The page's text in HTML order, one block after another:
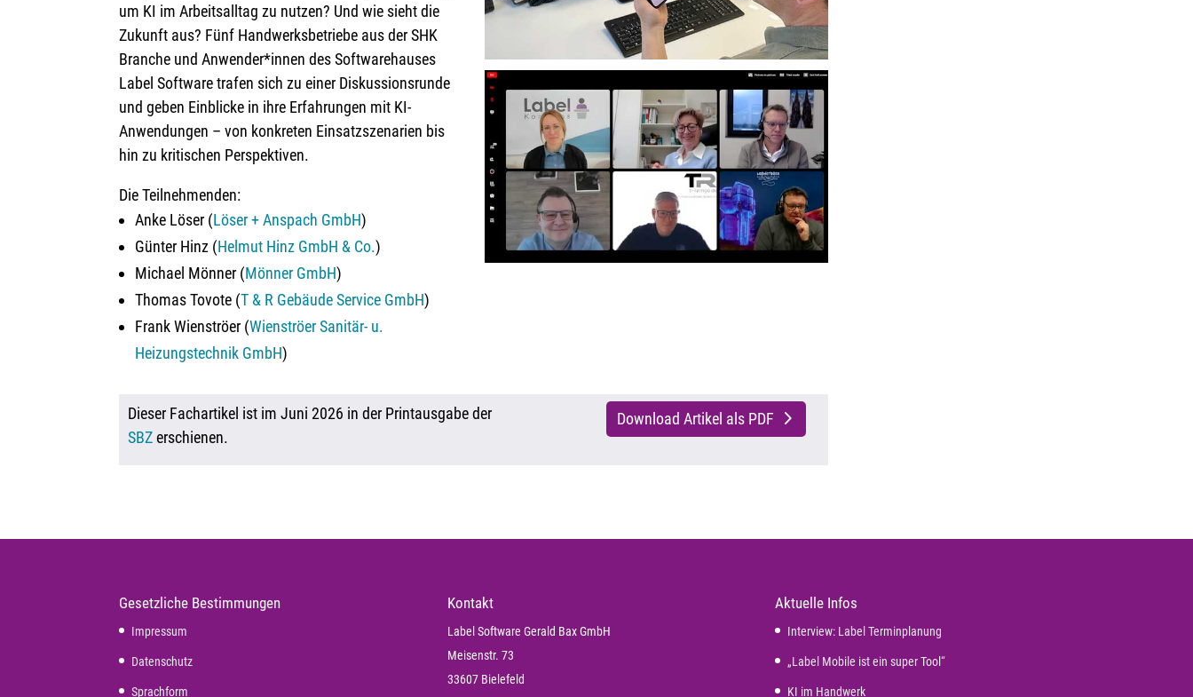
um KI im Arbeitsalltag zu nutzen? Und wie sieht die
Zukunft aus? Fünf Handwerksbetriebe aus der SHK
Branche und Anwender*innen des Softwarehauses
Label Software trafen sich zu einer Diskussionsrunde
und geben Einblicke in ihre Erfahrungen mit KI-
Anwendungen – von konkreten Einsatzszenarien bis
hin zu kritischen Perspektiven.
Die Teilnehmenden:
Anke Löser (Löser + Anspach GmbH)
Günter Hinz (Helmut Hinz GmbH & Co.)
Michael Mönner (Mönner GmbH)
Thomas Tovote (T & R Gebäude Service GmbH)
Frank Wienströer (Wienströer Sanitär- u.
Heizungstechnik GmbH)
Dieser Fachartikel ist im Juni 2026 in der Printausgabe der
SBZerschienen.
Download Artikel als PDF
Gesetzliche Bestimmungen
Impressum
Datenschutz
Sprachform
Kontakt
Label Software Gerald Bax GmbH
Meisenstr. 73
33607 Bielefeld
Aktuelle Infos
Interview: Label Terminplanung
„Label Mobile ist ein super Tool“
KI im Handwerk